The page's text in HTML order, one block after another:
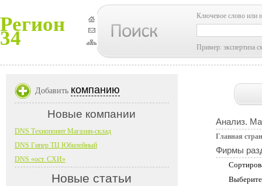
Регион
34
Ключевое слово или
Пример: экспертиза
Анализ.
Главная
Фирмы
Добавить компанию
Новые компании
DNS Технопоинт Магазин-склад
DNS Гипер ТЦ Юбилейный
DNS «ост. СХИ»
Новые статьи